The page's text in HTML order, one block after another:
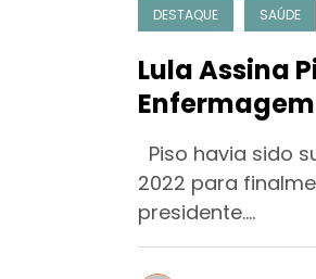
DESTAQUE SAÚDE
Lula Assina
Enfermagem
Piso havia sido
2022 para
presidente.…